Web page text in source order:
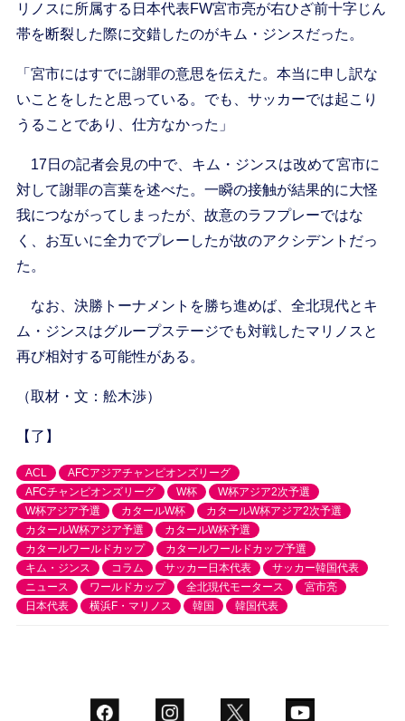
リノスに所属する日本代表FW宮市亮が右ひざ前十字じん
帯を断裂した際に交錯したのがキム・ジンスだった。
「宮市にはすでに謝罪の意思を伝えた。本当に申し訳な
いことをしたと思っている。でも、サッカーでは起こり
うることであり、仕方なかった」
17日の記者会見の中で、キム・ジンスは改めて宮市に
対して謝罪の言葉を述べた。一瞬の接触が結果的に大怪
我につながってしまったが、故意のラフプレーではな
く、お互いに全力でプレーしたが故のアクシデントだっ
た。
なお、決勝トーナメントを勝ち進めば、全北現代とキ
ム・ジンスはグループステージでも対戦したマリノスと
再び相対する可能性がある。
（取材・文：舩木渉）
【了】
ACL
AFCアジアチャンピオンズリーグ
AFCチャンピオンズリーグ
W杯
W杯アジア2次予選
W杯アジア予選
カタールW杯
カタールW杯アジア2次予選
カタールW杯アジア予選
カタールW杯予選
カタールワールドカップ
カタールワールドカップ予選
キム・ジンス
コラム サッカー日本代表
サッカー韓国代表
ニュース
ワールドカップ 全北現代モータース
宮市亮
日本代表
横浜F・マリノス 韓国 韓国代表